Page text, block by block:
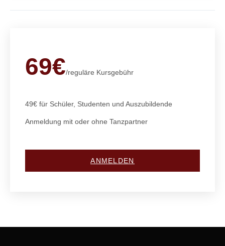
69€/reguläre Kursgebühr
49€ für Schüler, Studenten und Auszubildende
Anmeldung mit oder ohne Tanzpartner
ANMELDEN